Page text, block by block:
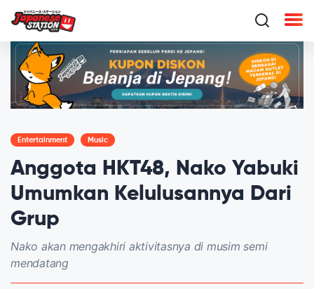
Entertainment Music
Anggota HKT48, Nako Yabuki
Umumkan Kelulusannya Dari
Grup
Nako akan mengakhiri aktivitasnya di musim semi
mendatang